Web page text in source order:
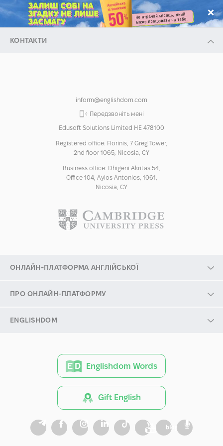
.
КОНТАКТИ
inform@englishdom.com
Передзвоніть мені
Edusoft Solutions Limited HE 478100
Registered office: Florinis, 7 Greg Tower,
2nd floor 1065, Nicosia, CY
Business office: Dhigeni Akritas 54,
Office 104, Ayios Antonios, 1061,
Nicosia, CY
ОНЛАЙН-ПЛАТФОРМА АНГЛІЙСЬКОЇ
ПРО ОНЛАЙН-ПЛАТФОРМУ
ENGLISHDOM
Englishdom Words
Gift English